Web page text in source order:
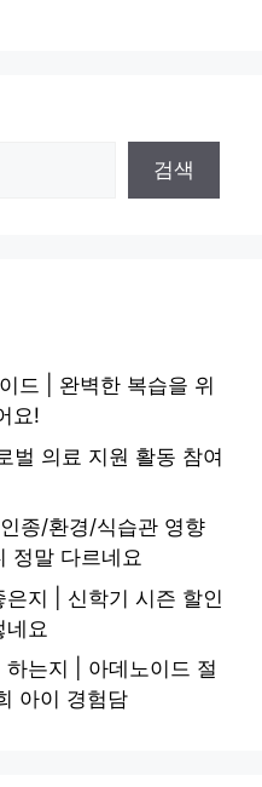
검색
드 | 완벽한 복습을 위
요!
벌 의료 지원 활동 참여
종/환경/식습관 영향
정말 다르네요
지 | 신학기 시즌 할인
네요
는지 | 아데노이드 절
아이 경험담